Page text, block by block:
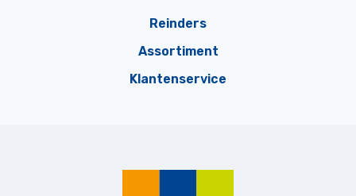
Reinders
Assortiment
Klantenservice